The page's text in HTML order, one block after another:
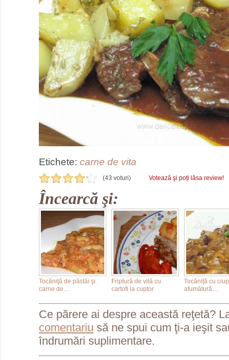
Etichete: carne de vita
(43 voturi) Votează şi poți lăsa review!
Încearcă şi:
Tocăniţă de păstăi şi
carne de…
Friptură de vită cu
cartofi la cuptor
Tocăniţă cu
afumătură…
Ce părere ai despre această reţetă?
comentariu să ne spui cum ţi-a ieşit
îndrumări suplimentare.